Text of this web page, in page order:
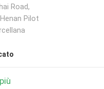
presto!
Road,
Pilot